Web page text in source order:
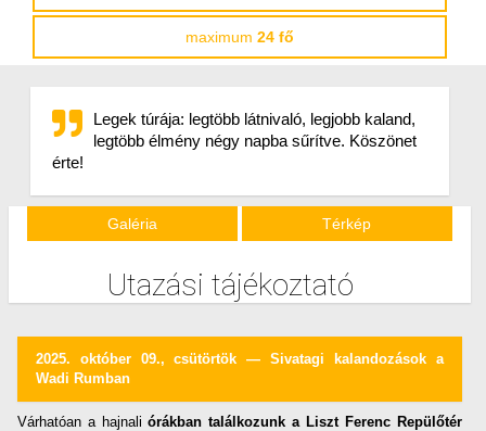
maximum 24 fő
Legek túrája: legtöbb látnivaló, legjobb kaland,
legtöbb élmény négy napba sűrítve. Köszönet
érte!
Galéria Térkép
Utazási tájékoztató
2025. október 09., csütörtök — Sivatagi kalandozások a
Wadi Rumban
Várhatóan a hajnaliórákban találkozunk a Liszt Ferenc Repülőtér